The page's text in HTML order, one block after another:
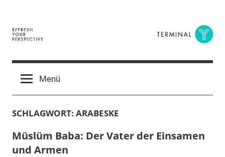
springen
Terminal
Y
Digital
BusinessMenü
SCHLAGWORT: ARABESKE
Müslüm Baba: Der Vater der Einsamen
und Armen